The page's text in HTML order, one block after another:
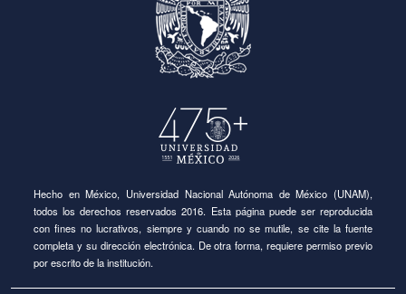
Hecho en México, Universidad Nacional Autónoma de México (UNAM),
todos los derechos reservados 2016. Esta página puede ser reproducida
con fines no lucrativos, siempre y cuando no se mutile, se cite la fuente
completa y su dirección electrónica. De otra forma, requiere permiso previo
por escrito de la institución.